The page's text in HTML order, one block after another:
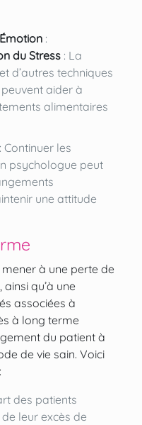
:
du Stress: La
d’autres techniques
aider à
alimentaires
Continuer les
psychologue peut
une attitude
à une perte de
qu’à une
associées à
à long terme
du patient à
de vie sain. Voici
des patients
leur excès de